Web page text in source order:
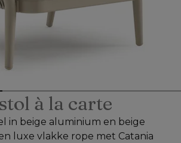
à la carte
in beige aluminium en beige
luxe vlakke rope met Catania